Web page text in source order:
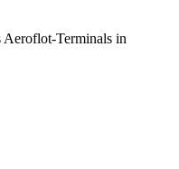
Terminals in